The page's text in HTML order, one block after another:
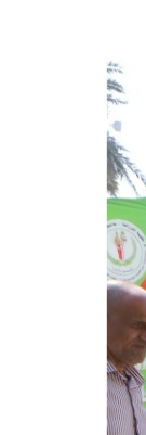
الإدارة
تاريخية
الحالية
الكلية